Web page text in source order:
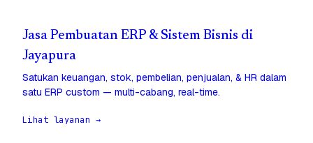
Jasa Pembuatan ERP & Sistem Bisnis di
Jayapura
Satukan keuangan, stok, pembelian, penjualan, & HR dalam
satu ERP custom — multi-cabang, real-time.
Lihat layanan →